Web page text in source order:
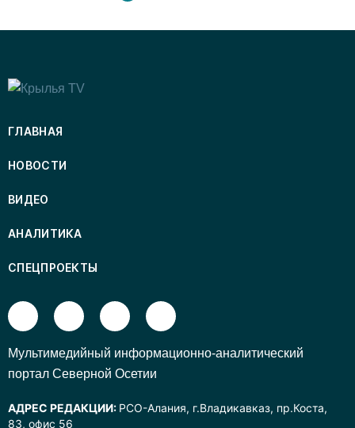
ГЛАВНАЯ
НОВОСТИ
ВИДЕО
АНАЛИТИКА
СПЕЦПРОЕКТЫ
Mультимедийный информационно-аналитический
портал Северной Осетии
АДРЕС РЕДАКЦИИ: РСО-Алания, г.Владикавказ, пр.Коста,
83, офис 56